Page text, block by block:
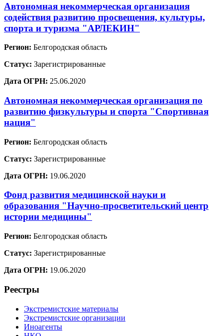
Автономная некоммерческая организация
содействия развитию просвещения, культуры,
спорта и туризма "АРЛЕКИН"
Регион: Белгородская область
Статус: Зарегистрированные
Дата ОГРН: 25.06.2020
Автономная некоммерческая организация по
развитию физкультуры и спорта "Спортивная
нация"
Регион: Белгородская область
Статус: Зарегистрированные
Дата ОГРН: 19.06.2020
Фонд развития медицинской науки и
образования "Научно-просветительский центр
истории медицины"
Регион: Белгородская область
Статус: Зарегистрированные
Дата ОГРН: 19.06.2020
Реестры
Экстремистские материалы
Экстремистские организации
Иноагенты